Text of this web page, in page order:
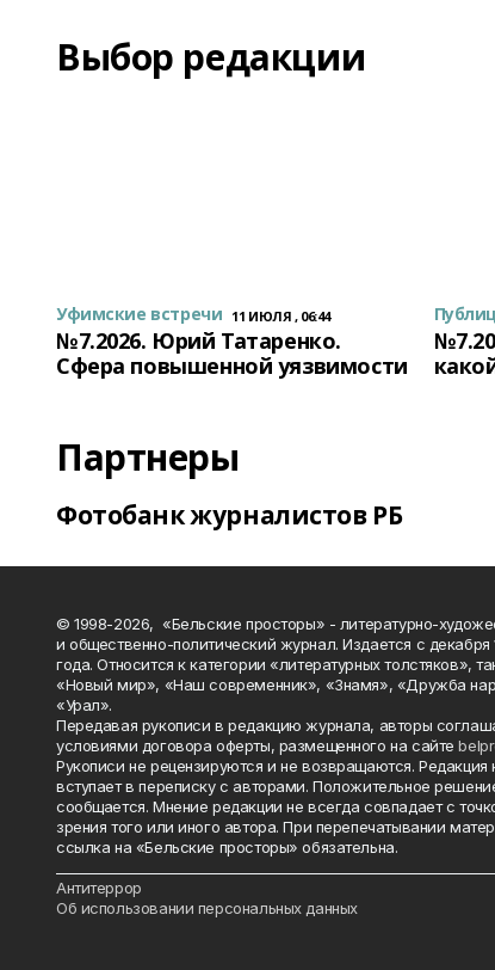
Выбор редакции
Уфимские встречи 11 ИЮЛЯ , 06:44
№7.2026. Юрий Татаренко.
Сфера повышенной уязвимости
Партнеры
Фотобанк журналистов РБ
© 1998-2026, «Бельские просторы» - литературно-
и общественно-политический журнал. Издается с декабря
года. Относится к категории «литературных толстяков»,
«Новый мир», «Наш современник», «Знамя», «Дружба
«Урал».
Передавая рукописи в редакцию журнала, авторы
условиями договора оферты, размещенного на сайте
Рукописи не рецензируются и не возвращаются. Редакция
вступает в переписку с авторами. Положительное
сообщается. Мнение редакции не всегда совпадает с
зрения того или иного автора. При перепечатывании
ссылка на «Бельские просторы» обязательна.
Антитеррор
Об использовании персональных данных